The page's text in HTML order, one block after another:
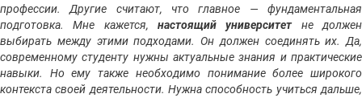
профессии. Другие считают, что главное — фундаментальная
подготовка. Мне кажется, настоящий университет не должен
выбирать между этими подходами. Он должен соединять их. Да,
современному студенту нужны актуальные знания и практические
навыки. Но ему также необходимо понимание более широкого
контекста своей деятельности. Нужна способность учиться дальше,